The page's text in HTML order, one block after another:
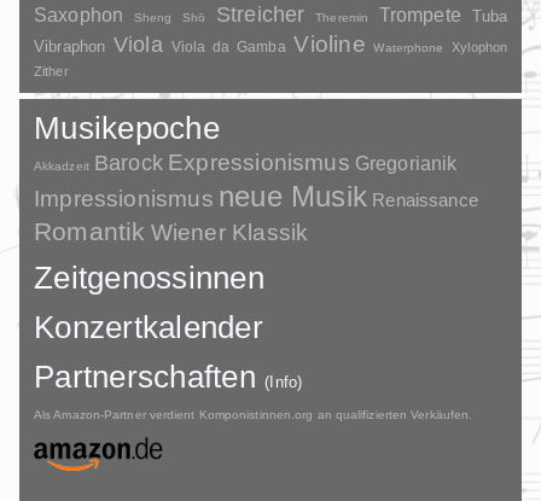
Saxophon Sheng Shō Streicher Theremin Trompete
Tuba
Vibraphon Viola Viola da Gamba Violine Waterphone
Xylophon
Zither
Musikepoche
Akkadzeit Barock Expressionismus Gregorianik
Impressionismus neue Musik Renaissance
Romantik Wiener Klassik
Zeitgenossinnen
Konzertkalender
Partnerschaften(Info)
Als Amazon-Partner verdient Komponistinnen.org an qualifizierten Verkäufen.